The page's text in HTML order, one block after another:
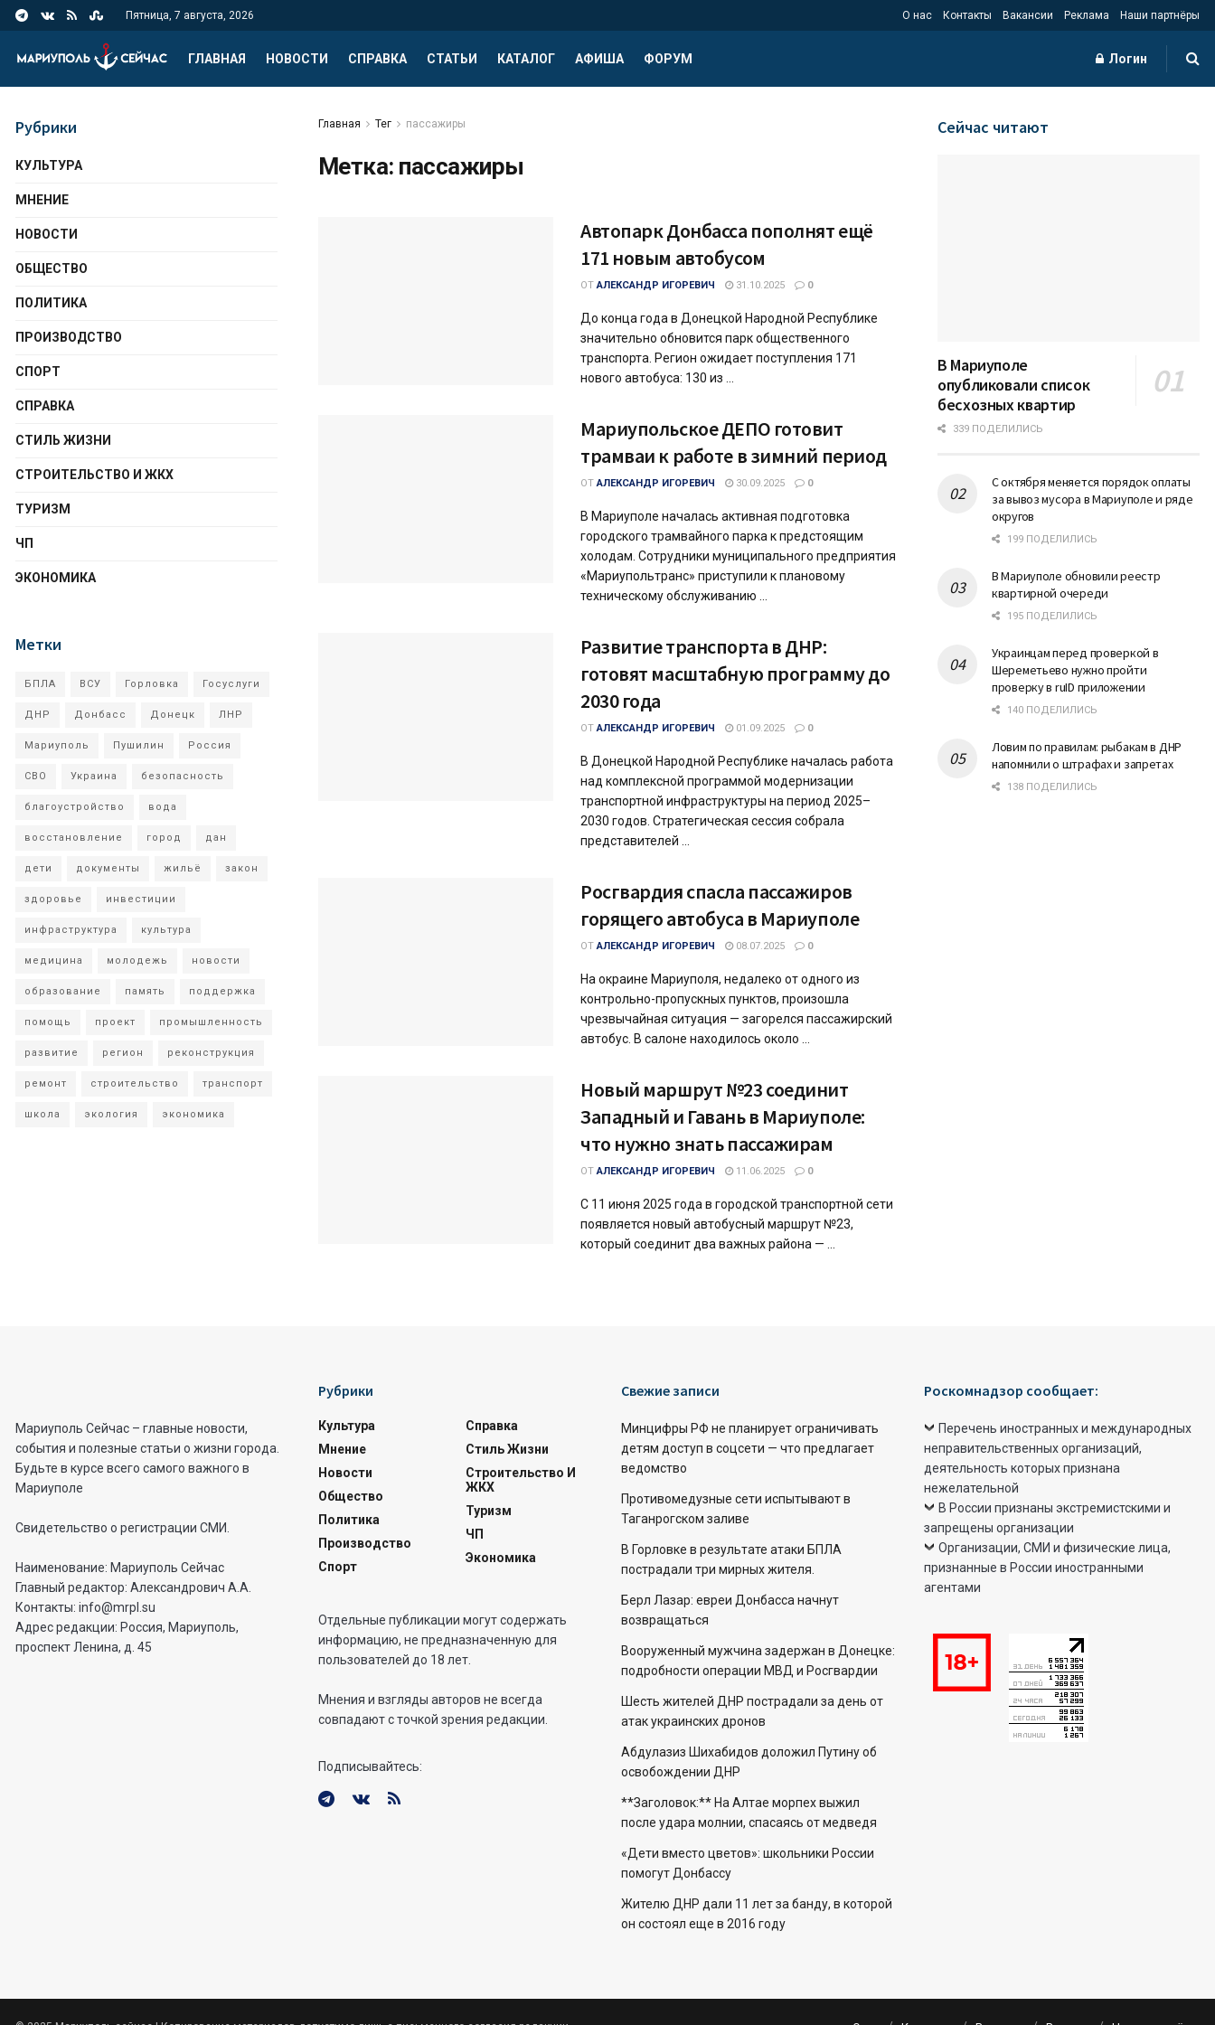
Пятница, 7 августа, 2026 О нас Контакты Вакансии Реклама Наши партнёры
ГЛАВНАЯ НОВОСТИ СПРАВКА СТАТЬИ КАТАЛОГ АФИША ФОРУМ Логин
Главная Тег пассажиры
Метка: пассажиры
Автопарк Донбасса пополнят ещё
171 новым автобусом
ОТ АЛЕКСАНДР ИГОРЕВИЧ 31.10.2025 0
До конца года в Донецкой Народной Республике
значительно обновится парк общественного
транспорта. Регион ожидает поступления 171
нового автобуса: 130 из ...
Мариупольское ДЕПО готовит
трамваи к работе в зимний период
ОТ АЛЕКСАНДР ИГОРЕВИЧ 30.09.2025 0
В Мариуполе началась активная подготовка
городского трамвайного парка к предстоящим
холодам. Сотрудники муниципального предприятия
«Мариупольтранс» приступили к плановому
техническому обслуживанию ...
Развитие транспорта в ДНР:
готовят масштабную программу до
2030 года
ОТ АЛЕКСАНДР ИГОРЕВИЧ 01.09.2025 0
В Донецкой Народной Республике началась работа
над комплексной программой модернизации
транспортной инфраструктуры на период 2025–
2030 годов. Стратегическая сессия собрала
представителей ...
Росгвардия спасла пассажиров
горящего автобуса в Мариуполе
ОТ АЛЕКСАНДР ИГОРЕВИЧ 08.07.2025 0
На окраине Мариуполя, недалеко от одного из
контрольно-пропускных пунктов, произошла
чрезвычайная ситуация — загорелся пассажирский
автобус. В салоне находилось около ...
Новый маршрут №23 соединит
Западный и Гавань в Мариуполе:
что нужно знать пассажирам
ОТ АЛЕКСАНДР ИГОРЕВИЧ 11.06.2025 0
С 11 июня 2025 года в городской транспортной сети
появляется новый автобусный маршрут №23,
который соединит два важных района — ...
Рубрики
КУЛЬТУРА
МНЕНИЕ
НОВОСТИ
ОБЩЕСТВО
ПОЛИТИКА
ПРОИЗВОДСТВО
СПОРТ
СПРАВКА
СТИЛЬ ЖИЗНИ
СТРОИТЕЛЬСТВО И ЖКХ
ТУРИЗМ
ЧП
ЭКОНОМИКА
Метки
БПЛА ВСУ Горловка Госуслуги
ДНР Донбасс Донецк ЛНР
Мариуполь Пушилин Россия
СВО Украина безопасность
благоустройство вода
восстановление город дан
дети документы жильё закон
здоровье инвестиции
инфраструктура культура
медицина молодежь новости
образование память поддержка
помощь проект промышленность
развитие регион реконструкция
ремонт строительство транспорт
школа экология экономика
Сейчас читают
В Мариуполе
опубликовали список
бесхозных квартир
339 ПОДЕЛИЛИСЬ
С октября меняется порядок оплаты
за вывоз мусора в Мариуполе и ряде
округов
199 ПОДЕЛИЛИСЬ
В Мариуполе обновили реестр
квартирной очереди
195 ПОДЕЛИЛИСЬ
Украинцам перед проверкой в
Шереметьево нужно пройти
проверку в ruID приложении
140 ПОДЕЛИЛИСЬ
Ловим по правилам: рыбакам в ДНР
напомнили о штрафах и запретах
138 ПОДЕЛИЛИСЬ
Мариуполь Сейчас – главные новости,
события и полезные статьи о жизни города.
Будьте в курсе всего самого важного в
Мариуполе
Свидетельство о регистрации СМИ.
Наименование: Мариуполь Сейчас
Главный редактор: Александрович А.А.
Контакты: info@mrpl.su
Адрес редакции: Россия, Мариуполь,
проспект Ленина, д. 45
Рубрики
Культура
Мнение
Новости
Общество
Политика
Производство
Спорт
Справка
Стиль Жизни
Строительство И
ЖКХ
Туризм
ЧП
Экономика
Отдельные публикации могут содержать
информацию, не предназначенную для
пользователей до 18 лет.
Мнения и взгляды авторов не всегда
совпадают с точкой зрения редакции.
Подписывайтесь:
Свежие записи
Минцифры РФ не планирует ограничивать
детям доступ в соцсети — что предлагает
ведомство
Противомедузные сети испытывают в
Таганрогском заливе
В Горловке в результате атаки БПЛА
пострадали три мирных жителя.
Берл Лазар: евреи Донбасса начнут
возвращаться
Вооруженный мужчина задержан в Донецке:
подробности операции МВД и Росгвардии
Шесть жителей ДНР пострадали за день от
атак украинских дронов
Абдулазиз Шихабидов доложил Путину об
освобождении ДНР
**Заголовок:** На Алтае морпех выжил
после удара молнии, спасаясь от медведя
«Дети вместо цветов»: школьники России
помогут Донбассу
Жителю ДНР дали 11 лет за банду, в которой
он состоял еще в 2016 году
Роскомнадзор сообщает:
Перечень иностранных и международных
неправительственных организаций,
деятельность которых признана
нежелательной
В России признаны экстремистскими и
запрещены организации
Организации, СМИ и физические лица,
признанные в России иностранными
агентами